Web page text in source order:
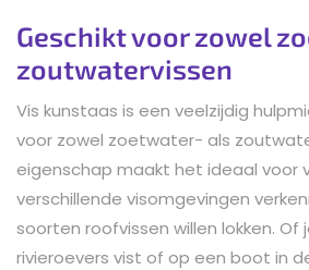
Geschikt voor zowel
zoutwatervissen
Vis kunstaas is een veelzijdig
voor zowel zoetwater- als
eigenschap maakt het ideaal voor
verschillende visomgevingen
soorten roofvissen willen lokken. Of
rivieroevers vist of op een boot in